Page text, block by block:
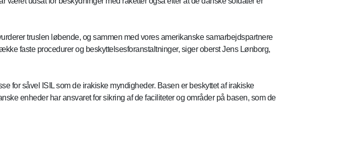
truslen løbende, og sammen med vores amerikanske samarbejdspartnere
faste procedurer og beskyttelsesforanstaltninger, siger oberst Jens Lønborg,
for såvel ISIL som de irakiske myndigheder. Basen er beskyttet af irakiske
enheder har ansvaret for sikring af de faciliteter og områder på basen, som de